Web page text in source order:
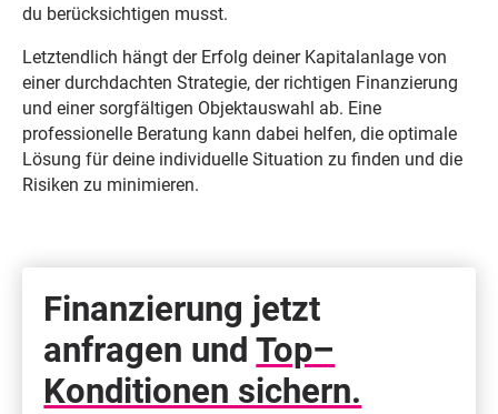
du berücksichtigen musst.
Letztendlich hängt der Erfolg deiner Kapitalanlage von
einer durchdachten Strategie, der richtigen Finanzierung
und einer sorgfältigen Objektauswahl ab. Eine
professionelle Beratung kann dabei helfen, die optimale
Lösung für deine individuelle Situation zu finden und die
Risiken zu minimieren.
Finanzierung jetzt
anfragen undTop–
Konditionen sichern.